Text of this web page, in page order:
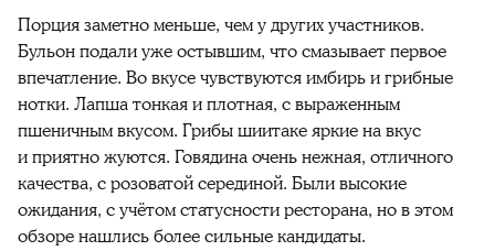
Порция заметно меньше, чем у других участников.
Бульон подали уже остывшим, что смазывает первое
впечатление. Во вкусе чувствуются имбирь и грибные
нотки. Лапша тонкая и плотная, с выраженным
пшеничным вкусом. Грибы шиитаке яркие на вкус
и приятно жуются. Говядина очень нежная, отличного
качества, с розоватой серединой. Были высокие
ожидания, с учётом статусности ресторана, но в этом
обзоре нашлись более сильные кандидаты.